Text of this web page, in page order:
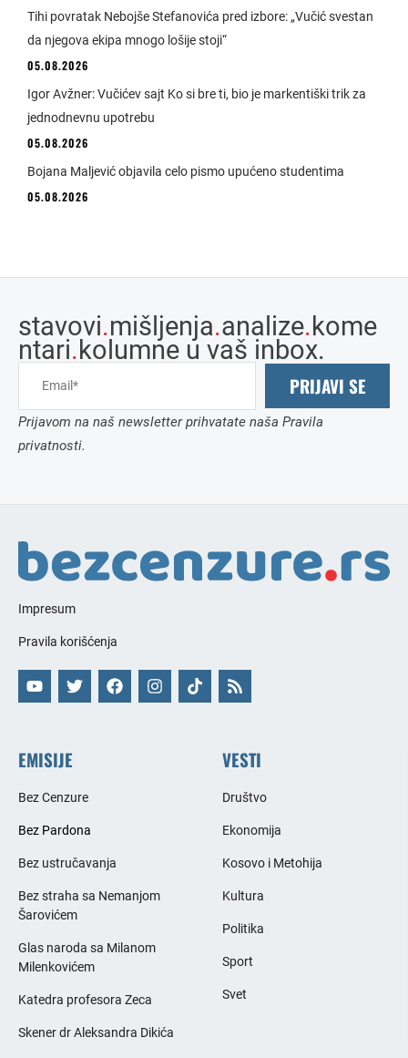
Tihi povratak Nebojše Stefanovića pred izbore: „Vučić svestan
da njegova ekipa mnogo lošije stoji“
05.08.2026
Igor Avžner: Vučićev sajt Ko si bre ti, bio je markentiški trik za
jednodnevnu upotrebu
05.08.2026
Bojana Maljević objavila celo pismo upućeno studentima
05.08.2026
stavovi.mišljenja.analize.kome
ntari.kolumne u vaš inbox.
PRIJAVI SE
Prijavom na naš newsletter prihvatate naša Pravila
privatnosti.
Impresum
Pravila korišćenja
EMISIJE
Bez Cenzure
Bez Pardona
Bez ustručavanja
Bez straha sa Nemanjom
Šarovićem
Glas naroda sa Milanom
Milenkovićem
Katedra profesora Zeca
Skener dr Aleksandra Dikića
VESTI
Društvo
Ekonomija
Kosovo i Metohija
Kultura
Politika
Sport
Svet